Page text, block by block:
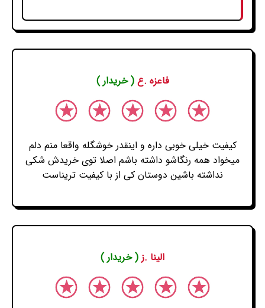
فاعزه .ع( خریدار )
کیفیت خیلی خوبی داره و اینقدر خوشگله واقعا منم دلم
میخواد همه رنگاشو داشته باشم اصلا توی خریدش شکی
نداشته باشین دوستان کی از با کیفیت تریناست
الینا .ز( خریدار )